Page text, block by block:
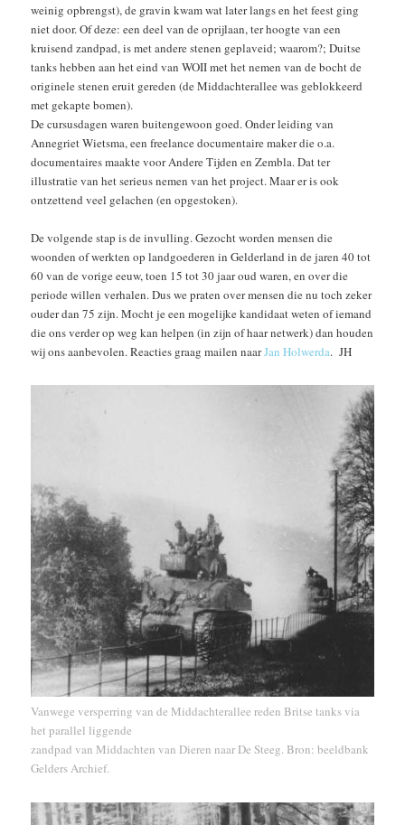
weinig opbrengst), de gravin kwam wat later langs en het feest ging
niet door. Of deze: een deel van de oprijlaan, ter hoogte van een
kruisend zandpad, is met andere stenen geplaveid; waarom?; Duitse
tanks hebben aan het eind van WOII met het nemen van de bocht de
originele stenen eruit gereden (de Middachterallee was geblokkeerd
met gekapte bomen).
De cursusdagen waren buitengewoon goed. Onder leiding van
Annegriet Wietsma, een freelance documentaire maker die o.a.
documentaires maakte voor Andere Tijden en Zembla. Dat ter
illustratie van het serieus nemen van het project. Maar er is ook
ontzettend veel gelachen (en opgestoken).
De volgende stap is de invulling. Gezocht worden mensen die
woonden of werkten op landgoederen in Gelderland in de jaren 40 tot
60 van de vorige eeuw, toen 15 tot 30 jaar oud waren, en over die
periode willen verhalen. Dus we praten over mensen die nu toch zeker
ouder dan 75 zijn. Mocht je een mogelijke kandidaat weten of iemand
die ons verder op weg kan helpen (in zijn of haar netwerk) dan houden
wij ons aanbevolen. Reacties graag mailen naarJan Holwerda. JH
Vanwege versperring van de Middachterallee reden Britse tanks via
het parallel liggende
zandpad van Middachten van Dieren naar De Steeg. Bron: beeldbank
Gelders Archief.